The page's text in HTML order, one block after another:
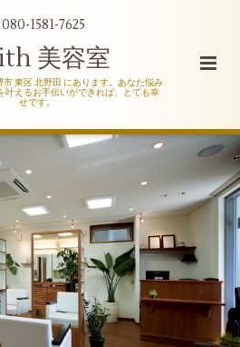
080-1581-7625
美容室
東区 北野田 にあります。あなた悩み
叶えるお手伝いができれば、とても幸
せです。